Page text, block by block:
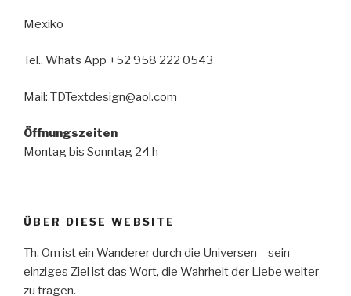
Mexiko
Tel.. Whats App +52 958 222 0543
Mail: TDTextdesign@aol.com
Öffnungszeiten
Montag bis Sonntag 24 h
ÜBER DIESE WEBSITE
Th. Om ist ein Wanderer durch die Universen – sein
einziges Ziel ist das Wort, die Wahrheit der Liebe weiter
zu tragen.